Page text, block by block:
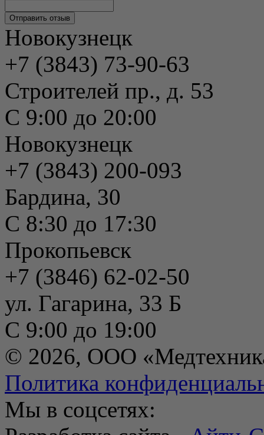
Новокузнецк
+7 (3843) 73-90-63
Строителей пр., д. 53
С 9:00 до 20:00
Новокузнецк
+7 (3843) 200-093
Бардина, 30
С 8:30 до 17:30
Прокопьевск
+7 (3846) 62-02-50
ул. Гагарина, 33 Б
С 9:00 до 19:00
© 2026, ООО
Политика
Мы в соцсетях: